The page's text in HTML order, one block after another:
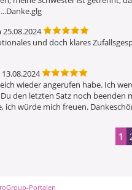
und doch klares
wieder angerufen habe. Ich
den letzten Satz noch beenden
ich würde mich freuen.
1
Portalen